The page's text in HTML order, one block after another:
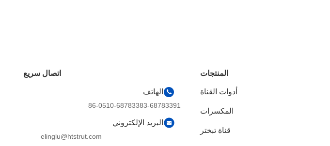
المنتجات
أدوات القناة
المكسرات
قناة تبختر
اتصال سريع
الهاتف
86-0510-68783383-68783391
البريد الإلكتروني
elinglu@htstrut.com